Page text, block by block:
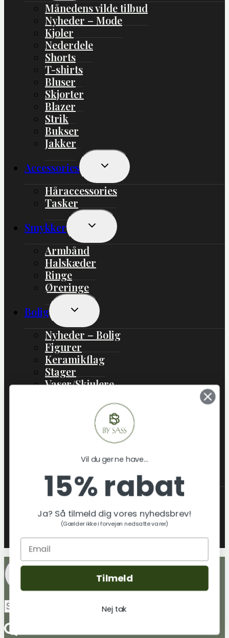
Månedens vilde tilbud
Nyheder – Mode
Kjoler
Nederdele
Shorts
T-shirts
Bluser
Skjorter
Blazer
Strik
Bukser
Jakker
Accessories
Skift
Undermenu
Håraccessories
Tasker
Smykker
Skift
Undermenu
Armbånd
Halskæder
Ringe
Øreringe
Bolig
Skift
Undermenu
Nyheder – Bolig
Figurer
Keramikflag
Stager
Vaser/Skjulere
Boligtekstil
Skift
Undermenu
Hvem er By Sass
Tekstilmaterialer & certificeringer
By sass´ Leverandører
Blog
efter:
Vil du gerne have...
15% rabat
Ja? Så tilmeld dig vores nyhedsbrev!
(Gælder ikke i forvejen nedsatte varer)
Tilmeld
Nej tak